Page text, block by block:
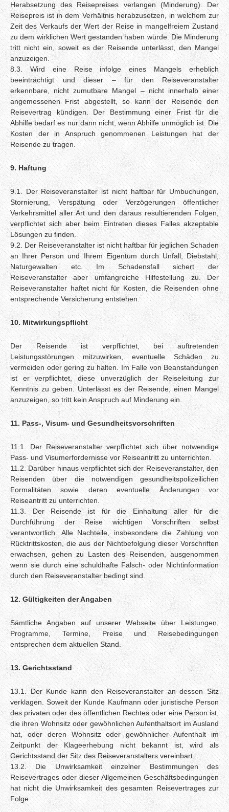
Herabsetzung des Reisepreises verlangen (Minderung). Der
Reisepreis ist in dem Verhältnis herabzusetzen, in welchem zur
Zeit des Verkaufs der Wert der Reise in mangelfreiem Zustand
zu dem wirklichen Wert gestanden haben würde. Die Minderung
tritt nicht ein, soweit es der Reisende unterlässt, den Mangel
anzuzeigen.
8.3. Wird eine Reise infolge eines Mangels erheblich
beeinträchtigt und dieser – für den Reiseveranstalter
erkennbare, nicht zumutbare Mangel – nicht innerhalb einer
angemessenen Frist abgestellt, so kann der Reisende den
Reisevertrag kündigen. Der Bestimmung einer Frist für die
Abhilfe bedarf es nur dann nicht, wenn Abhilfe unmöglich ist. Die
Kosten der in Anspruch genommenen Leistungen hat der
Reisende zu tragen.
9. Haftung
9.1. Der Reiseveranstalter ist nicht haftbar für Umbuchungen,
Stornierung, Verspätung oder Verzögerungen öffentlicher
Verkehrsmittel aller Art und den daraus resultierenden Folgen,
verpflichtet sich aber beim Eintreten dieses Falles akzeptable
Lösungen zu finden.
9.2. Der Reiseveranstalter ist nicht haftbar für jeglichen Schaden
an Ihrer Person und Ihrem Eigentum durch Unfall, Diebstahl,
Naturgewalten etc. Im Schadensfall sichert der
Reiseveranstalter aber umfangreiche Hilfestellung zu. Der
Reiseveranstalter haftet nicht für Kosten, die Reisenden ohne
entsprechende Versicherung entstehen.
10. Mitwirkungspflicht
Der Reisende ist verpflichtet, bei auftretenden
Leistungsstörungen mitzuwirken, eventuelle Schäden zu
vermeiden oder gering zu halten. Im Falle von Beanstandungen
ist er verpflichtet, diese unverzüglich der Reiseleitung zur
Kenntnis zu geben. Unterlässt es der Reisende, einen Mangel
anzuzeigen, so tritt kein Anspruch auf Minderung ein.
11. Pass-, Visum- und Gesundheitsvorschriften
11.1. Der Reiseveranstalter verpflichtet sich über notwendige
Pass- und Visumerfordernisse vor Reiseantritt zu unterrichten.
11.2. Darüber hinaus verpflichtet sich der Reiseveranstalter, den
Reisenden über die notwendigen gesundheitspolizeilichen
Formalitäten sowie deren eventuelle Änderungen vor
Reiseantritt zu unterrichten.
11.3. Der Reisende ist für die Einhaltung aller für die
Durchführung der Reise wichtigen Vorschriften selbst
verantwortlich. Alle Nachteile, insbesondere die Zahlung von
Rücktrittskosten, die aus der Nichtbefolgung dieser Vorschriften
erwachsen, gehen zu Lasten des Reisenden, ausgenommen
wenn sie durch eine schuldhafte Falsch- oder Nichtinformation
durch den Reiseveranstalter bedingt sind.
12. Gültigkeiten der Angaben
Sämtliche Angaben auf unserer Webseite über Leistungen,
Programme, Termine, Preise und Reisebedingungen
entsprechen dem aktuellen Stand.
13. Gerichtsstand
13.1. Der Kunde kann den Reiseveranstalter an dessen Sitz
verklagen. Soweit der Kunde Kaufmann oder juristische Person
des privaten oder des öffentlichen Rechtes oder eine Person ist,
die ihren Wohnsitz oder gewöhnlichen Aufenthaltsort im Ausland
hat, oder deren Wohnsitz oder gewöhnlicher Aufenthalt im
Zeitpunkt der Klageerhebung nicht bekannt ist, wird als
Gerichtsstand der Sitz des Reiseveranstalters vereinbart.
13.2. Die Unwirksamkeit einzelner Bestimmungen des
Reisevertrages oder dieser Allgemeinen Geschäftsbedingungen
hat nicht die Unwirksamkeit des gesamten Reisevertrages zur
Folge.